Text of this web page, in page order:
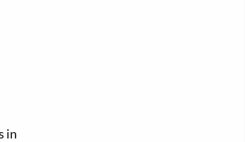
in